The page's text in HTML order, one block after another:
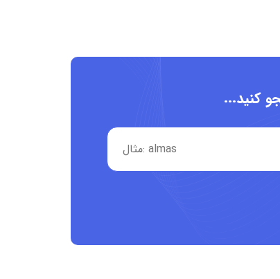
کنید...